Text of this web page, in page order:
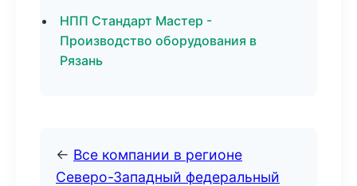
НПП Стандарт Мастер -
Производство оборудования в
Рязань
← Все компании в регионе
Северо-Западный федеральный